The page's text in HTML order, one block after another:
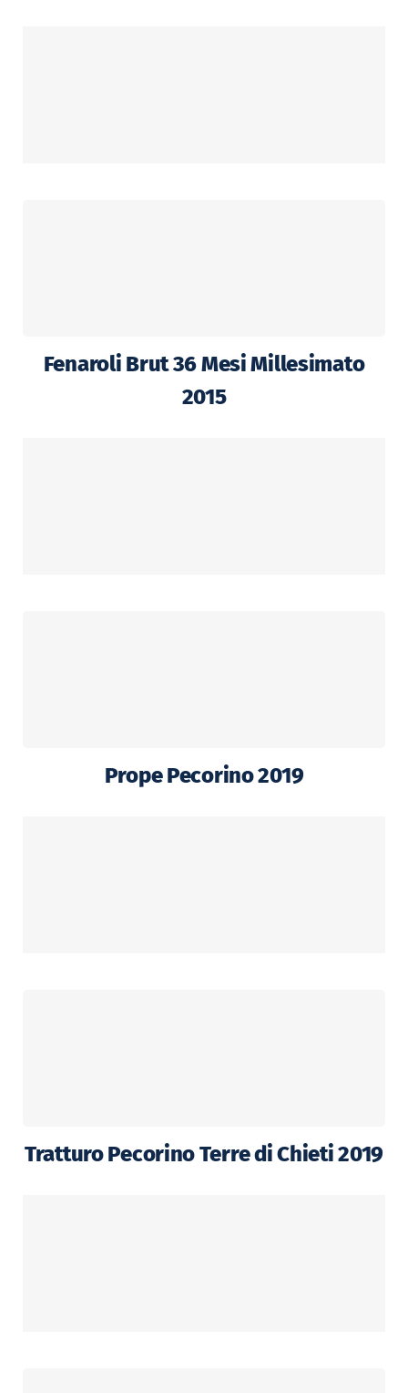
Fenaroli Brut 36 Mesi Millesimato
2015
Prope Pecorino 2019
Tratturo Pecorino Terre di Chieti 2019